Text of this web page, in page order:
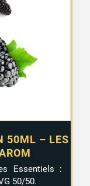
50ML – LES
Essentiels :
50/50.